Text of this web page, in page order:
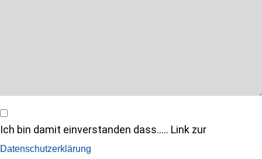
Ich bin damit einverstanden dass..... Link zur
Datenschutzerklärung